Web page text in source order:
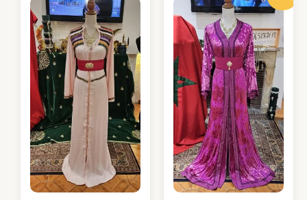
prix
initial
était :
140,00 €.
prix
est :